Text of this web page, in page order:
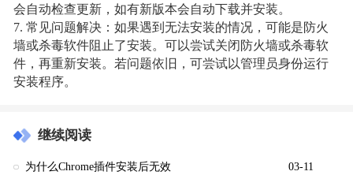
会自动检查更新，如有新版本会自动下载并安装。
7. 常见问题解决：如果遇到无法安装的情况，可能是防火
墙或杀毒软件阻止了安装。可以尝试关闭防火墙或杀毒软
件，再重新安装。若问题依旧，可尝试以管理员身份运行
安装程序。
继续阅读
为什么Chrome插件安装后无效 03-11